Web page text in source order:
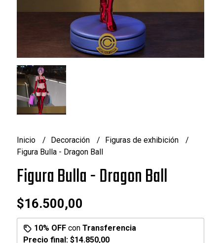
Inicio Decoración
Figuras de exhibición
Figura Bulla - Dragon Ball
Figura Bulla - Dragon Ball
$16.500,00
10% OFFcon Transferencia
Precio final: $14.850,00